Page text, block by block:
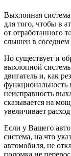
Выхлопная
для того, чтобы в
от отработанного
слышен в соседнем
Но существует и
выхлопной
двигатель и, как
функциональность
неисправность
сказывается на
увеличивает
Если у Вашего
система, на что
автомобиля, не
поломка не